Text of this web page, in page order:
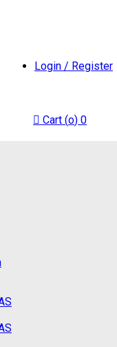
Login / Register
Cart (o) 0